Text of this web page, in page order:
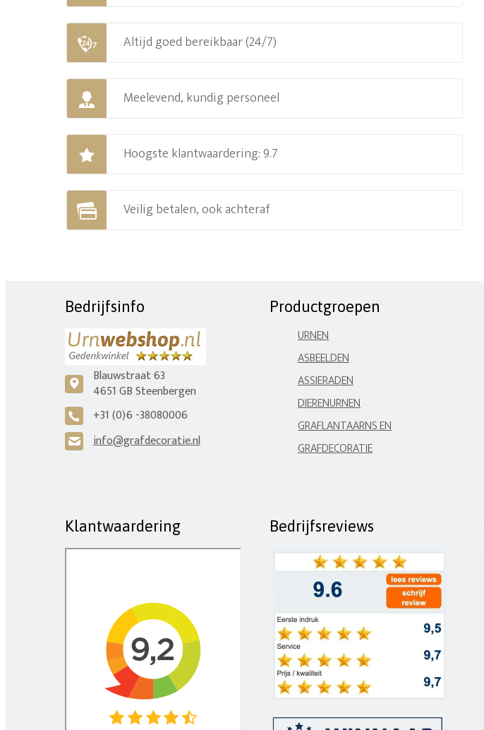
Altijd goed bereikbaar (24/7)
Meelevend, kundig personeel
Hoogste klantwaardering: 9.7
Veilig betalen, ook achteraf
Bedrijfsinfo
c
Blauwstraat 63
4651 GB Steenbergen
A +31 (0)6 -38080006
H info@grafdecoratie.nl
Productgroepen
URNEN
ASBEELDEN
ASSIERADEN
DIERENURNEN
GRAFLANTAARNS EN
GRAFDECORATIE
Klantwaardering Bedrijfsreviews